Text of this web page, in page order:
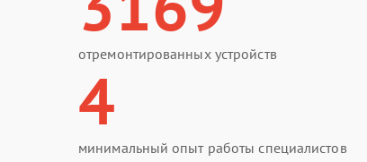
отремонтированных устройств
4
минимальный опыт работы специалистов